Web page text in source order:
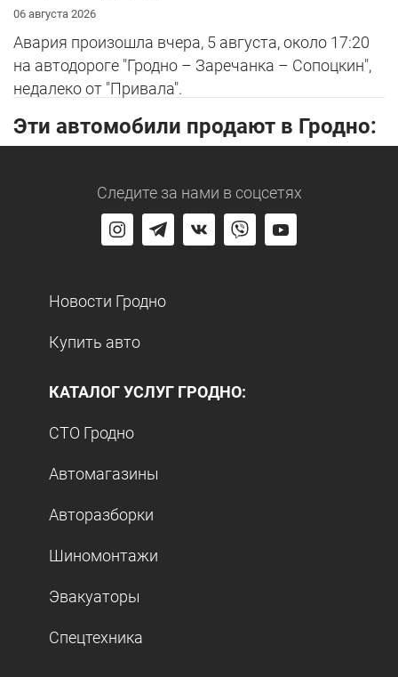
06 августа 2026
Авария произошла вчера, 5 августа, около 17:20
на автодороге "Гродно – Заречанка – Сопоцкин",
недалеко от "Привала".
Эти автомобили продают в Гродно:
Следите за нами в соцсетях
Новости Гродно
Купить авто
КАТАЛОГ УСЛУГ ГРОДНО:
СТО Гродно
Автомагазины
Авторазборки
Шиномонтажи
Эвакуаторы
Спецтехника